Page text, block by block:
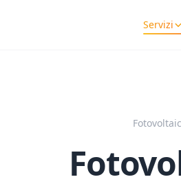
Servizi